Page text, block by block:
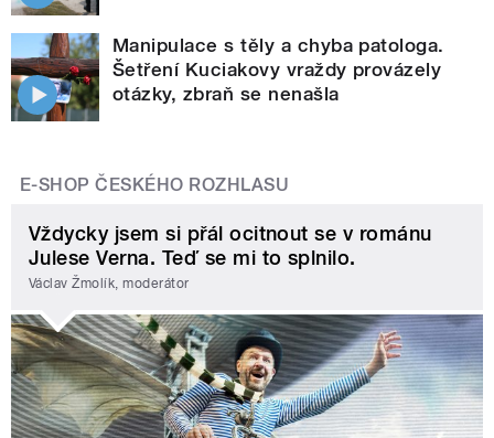
Manipulace s těly a chyba patologa.
Šetření Kuciakovy vraždy provázely
otázky, zbraň se nenašla
E-SHOP ČESKÉHO ROZHLASU
Vždycky jsem si přál ocitnout se v románu
Julese Verna. Teď se mi to splnilo.
Václav Žmolík, moderátor